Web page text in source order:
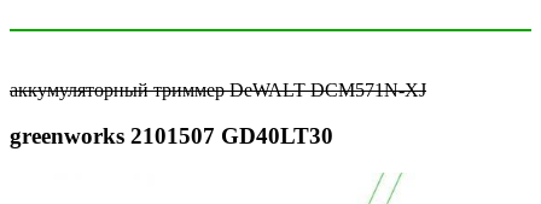
аккумуляторный триммер DeWALT DCM571N-XJ
greenworks 2101507 GD40LT30